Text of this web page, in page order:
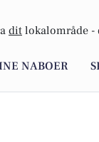
dit lokalområde -
NABOER